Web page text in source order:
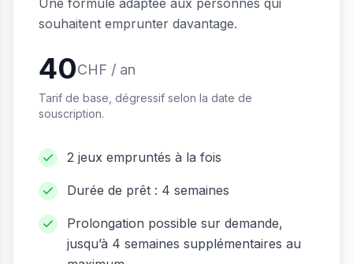
Une formule adaptée aux personnes qui
souhaitent emprunter davantage.
40CHF / an
Tarif de base, dégressif selon la date de
souscription.
2 jeux empruntés à la fois
Durée de prêt : 4 semaines
Prolongation possible sur demande,
jusqu’à 4 semaines supplémentaires au